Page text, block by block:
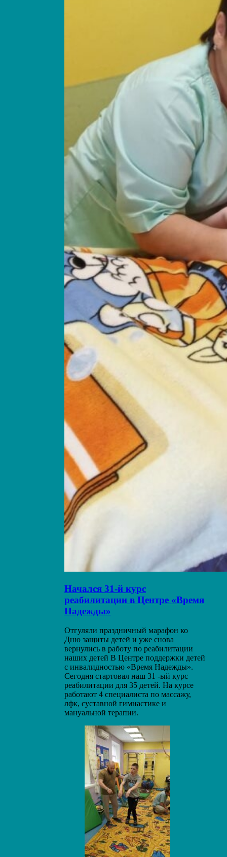
Начался 31-й курс
реабилитации в Центре «Время
Надежды»
Отгуляли праздничный марафон ко
Дню защиты детей и уже снова
вернулись в работу по реабилитации
наших детей В Центре поддержки детей
с инвалидностью «Время Надежды».
Сегодня стартовал наш 31 -ый курс
реабилитации для 35 детей. На курсе
работают 4 специалиста по массажу,
лфк, суставной гимнастике и
мануальной терапии.